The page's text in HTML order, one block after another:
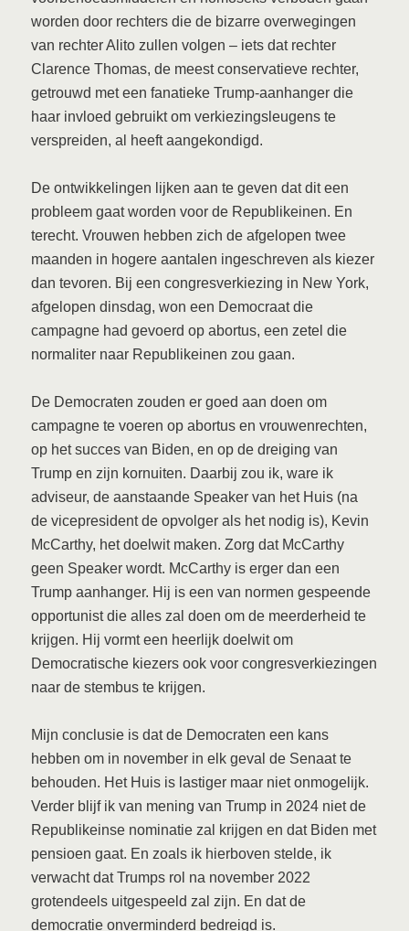
worden door rechters die de bizarre overwegingen
van rechter Alito zullen volgen – iets dat rechter
Clarence Thomas, de meest conservatieve rechter,
getrouwd met een fanatieke Trump-aanhanger die
haar invloed gebruikt om verkiezingsleugens te
verspreiden, al heeft aangekondigd.
De ontwikkelingen lijken aan te geven dat dit een
probleem gaat worden voor de Republikeinen. En
terecht. Vrouwen hebben zich de afgelopen twee
maanden in hogere aantalen ingeschreven als kiezer
dan tevoren. Bij een congresverkiezing in New York,
afgelopen dinsdag, won een Democraat die
campagne had gevoerd op abortus, een zetel die
normaliter naar Republikeinen zou gaan.
De Democraten zouden er goed aan doen om
campagne te voeren op abortus en vrouwenrechten,
op het succes van Biden, en op de dreiging van
Trump en zijn kornuiten. Daarbij zou ik, ware ik
adviseur, de aanstaande Speaker van het Huis (na
de vicepresident de opvolger als het nodig is), Kevin
McCarthy, het doelwit maken. Zorg dat McCarthy
geen Speaker wordt. McCarthy is erger dan een
Trump aanhanger. Hij is een van normen gespeende
opportunist die alles zal doen om de meerderheid te
krijgen. Hij vormt een heerlijk doelwit om
Democratische kiezers ook voor congresverkiezingen
naar de stembus te krijgen.
Mijn conclusie is dat de Democraten een kans
hebben om in november in elk geval de Senaat te
behouden. Het Huis is lastiger maar niet onmogelijk.
Verder blijf ik van mening van Trump in 2024 niet de
Republikeinse nominatie zal krijgen en dat Biden met
pensioen gaat. En zoals ik hierboven stelde, ik
verwacht dat Trumps rol na november 2022
grotendeels uitgespeeld zal zijn. En dat de
democratie onverminderd bedreigd is.